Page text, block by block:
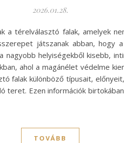
2026.01.28.
térelválasztó falak, amelyek
játszanak abban, hogy
helyiségekből kisebb,
ahol a magánélet védelme
falak különböző típusait,
teret. Ezen információk
TOVÁBB